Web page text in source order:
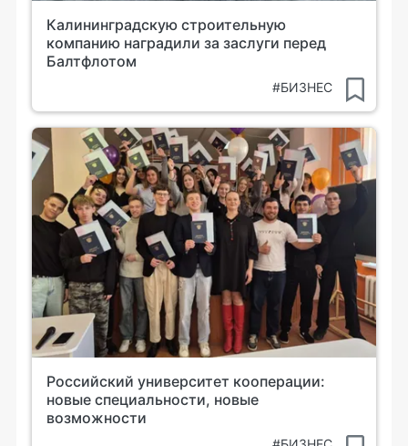
Калининградскую строительную
компанию наградили за заслуги перед
Балтфлотом
#БИЗНЕС
Российский университет кооперации:
новые специальности, новые
возможности